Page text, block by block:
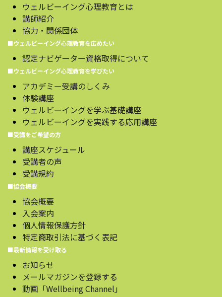
ウェルビーイング心理教育とは
講師紹介
協力・関係団体
■ウェルビーイング心理教育を広めたい
認定ナビゲーター資格取得について
■ウェルビーイング心理教育を学びたい
アカデミー受講のしくみ
体験講座
ウェルビーイングを学ぶ基礎講座
ウェルビーイングを実践する応用講座
■受講をご希望の方
講座スケジュール
受講者の声
受講規約
■協会概要
協会概要
入会案内
個人情報保護方針
特定商取引法に基づく表記
■最新情報を受け取る
お知らせ
メールマガジンを登録する
動画「Wellbeing Channel」